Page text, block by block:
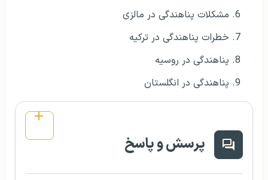
مشکلات پناهندگی در مالزی
خطرات پناهندگی در ترکیه
پناهندگی در روسیه
پناهندگی در انگلستان
پرسش و پاسخ